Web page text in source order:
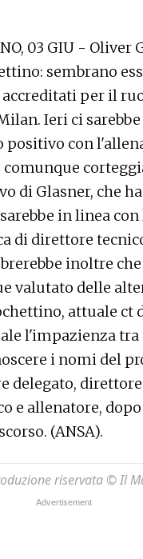
03 GIU - Oliver
sembrano
per il
Ieri ci
con
comunque
di Glasner, che
in linea
di direttore
inoltre
valutato delle
attuale ct
l'impazienza tra
i nomi del
delegato,
e allenatore,
(ANSA).
riservata © Il